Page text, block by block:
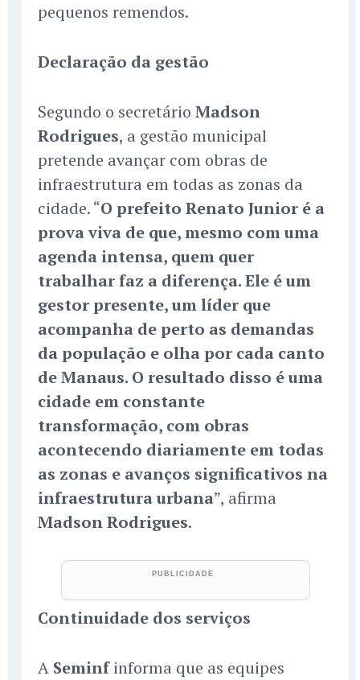
pequenos remendos.
Declaração da gestão
Segundo o secretário Madson
Rodrigues, a gestão municipal
pretende avançar com obras de
infraestrutura em todas as zonas da
cidade. “O prefeito Renato Junior é a
prova viva de que, mesmo com uma
agenda intensa, quem quer
trabalhar faz a diferença. Ele é um
gestor presente, um líder que
acompanha de perto as demandas
da população e olha por cada canto
de Manaus. O resultado disso é uma
cidade em constante
transformação, com obras
acontecendo diariamente em todas
as zonas e avanços significativos na
infraestrutura urbana”, afirma
Madson Rodrigues.
Continuidade dos serviços
A Seminfinforma que as equipes